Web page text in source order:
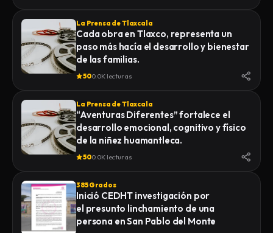
La Prensa de Tlaxcala
Cada obra en Tlaxco, representa un
paso más hacía el desarrollo y bienestar
de las familias.
500.0K lecturas
La Prensa de Tlaxcala
“Aventuras Diferentes” fortalece el
desarrollo emocional, cognitivo y físico
de la niñez huamantleca.
500.0K lecturas
385 Grados
Inició CEDHT investigación por
el presunto linchamiento de una